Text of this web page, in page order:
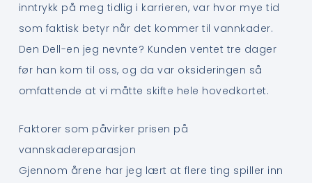
inntrykk på meg tidlig i karrieren, var hvor mye tid
som faktisk betyr når det kommer til vannkader.
Den Dell-en jeg nevnte? Kunden ventet tre dager
før han kom til oss, og da var oksideringen så
omfattende at vi måtte skifte hele hovedkortet.
Faktorer som påvirker prisen på
vannskadereparasjon
Gjennom årene har jeg lært at flere ting spiller inn